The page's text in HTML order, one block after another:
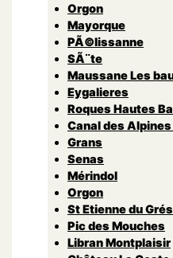
Orgon
Mayorque
PÃ©lissanne
SÃ¨te
Maussane Les
Eygalieres
Roques Hautes
Canal des Alpines
Grans
Senas
Mérindol
Orgon
St Etienne du Grés
Pic des Mouches
Libran Montplaisir